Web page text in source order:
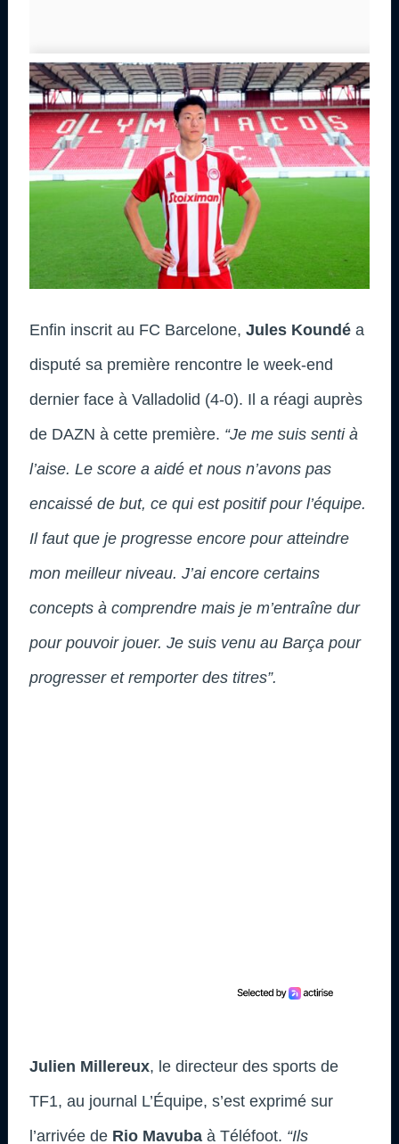
Enfin inscrit au FC Barcelone, Jules Koundé a
disputé sa première rencontre le week-end
dernier face à Valladolid (4-0). Il a réagi auprès
de DAZN à cette première. “Je me suis senti à
l’aise. Le score a aidé et nous n’avons pas
encaissé de but, ce qui est positif pour l’équipe.
Il faut que je progresse encore pour atteindre
mon meilleur niveau. J’ai encore certains
concepts à comprendre mais je m’entraîne dur
pour pouvoir jouer. Je suis venu au Barça pour
progresser et remporter des titres”.
Julien Millereux, le directeur des sports de
TF1, au journal L’Équipe, s’est exprimé sur
l’arrivée de Rio Mavuba à Téléfoot. “Ils